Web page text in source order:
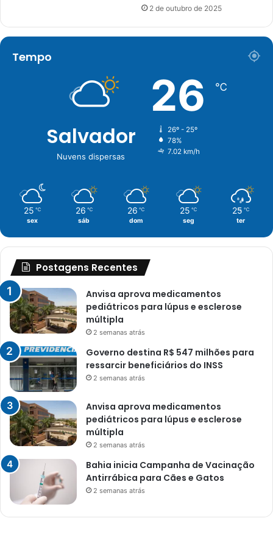
2 de outubro de 2025
Tempo
Salvador
Nuvens dispersas
26 ℃
26º - 25º
78%
7.02 km/h
25 ℃
sex
26 ℃
sáb
26 ℃
dom
25 ℃
seg
25 ℃
ter
Postagens Recentes
Anvisa aprova medicamentos
pediátricos para lúpus e esclerose
múltipla
2 semanas atrás
Governo destina R$ 547 milhões para
ressarcir beneficiários do INSS
2 semanas atrás
Anvisa aprova medicamentos
pediátricos para lúpus e esclerose
múltipla
2 semanas atrás
Bahia inicia Campanha de Vacinação
Antirrábica para Cães e Gatos
2 semanas atrás